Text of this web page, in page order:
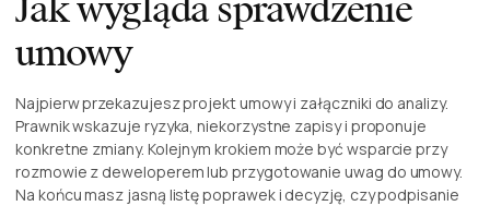
Jak wygląda sprawdzenie
umowy
Najpierw przekazujesz projekt umowy i załączniki do analizy.
Prawnik wskazuje ryzyka, niekorzystne zapisy i proponuje
konkretne zmiany. Kolejnym krokiem może być wsparcie przy
rozmowie z deweloperem lub przygotowanie uwag do umowy.
Na końcu masz jasną listę poprawek i decyzję, czy podpisanie